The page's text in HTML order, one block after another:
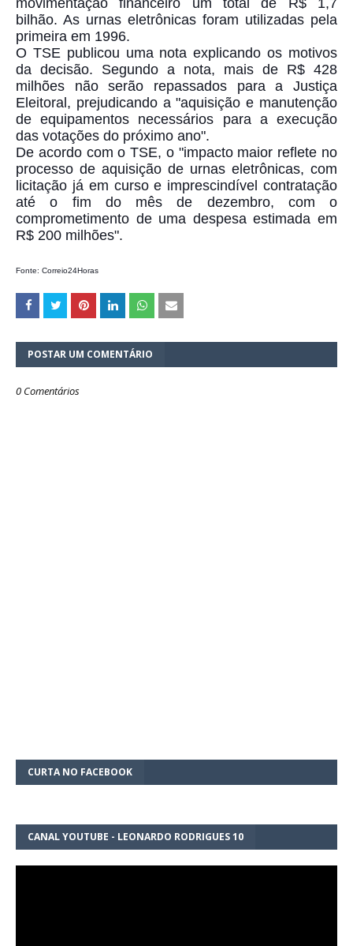
movimentação financeiro um total de R$ 1,7
bilhão. As urnas eletrônicas foram utilizadas pela
primeira em 1996.
O TSE publicou uma nota explicando os motivos
da decisão. Segundo a nota, mais de R$ 428
milhões não serão repassados para a Justiça
Eleitoral, prejudicando a "aquisição e manutenção
de equipamentos necessários para a execução
das votações do próximo ano".
De acordo com o TSE, o "impacto maior reflete no
processo de aquisição de urnas eletrônicas, com
licitação já em curso e imprescindível contratação
até o fim do mês de dezembro, com o
comprometimento de uma despesa estimada em
R$ 200 milhões".
Fonte: Correio24Horas
POSTAR UM COMENTÁRIO
0 Comentários
CURTA NO FACEBOOK
CANAL YOUTUBE - LEONARDO RODRIGUES 10